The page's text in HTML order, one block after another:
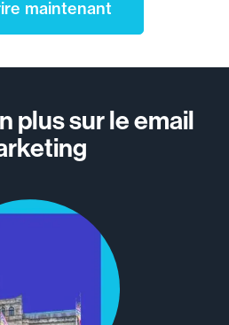
maintenant
plus sur le email